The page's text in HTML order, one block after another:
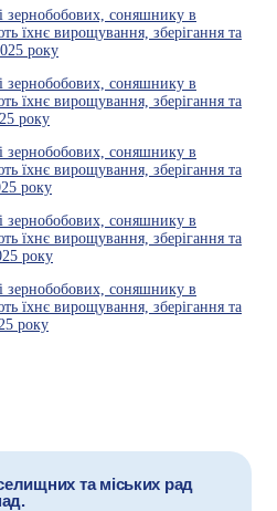
зернобобових, соняшнику в
їхнє вирощування, зберігання та
року
зернобобових, соняшнику в
їхнє вирощування, зберігання та
року
зернобобових, соняшнику в
їхнє вирощування, зберігання та
року
зернобобових, соняшнику в
їхнє вирощування, зберігання та
року
зернобобових, соняшнику в
їхнє вирощування, зберігання та
року
та міських рад